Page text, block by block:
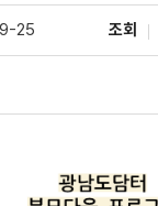
25 조회